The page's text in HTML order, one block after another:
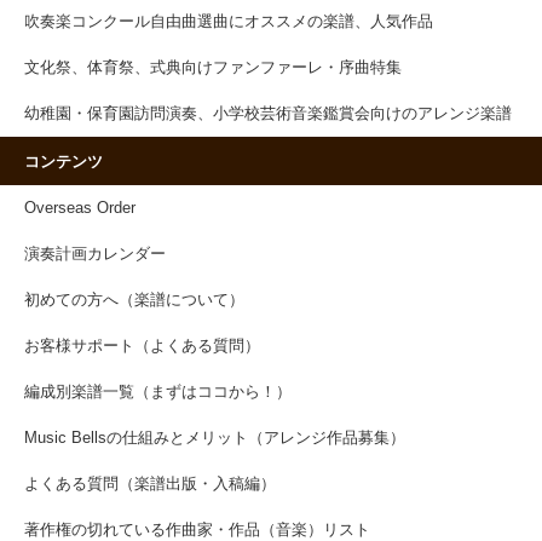
吹奏楽コンクール自由曲選曲にオススメの楽譜、人気作品
文化祭、体育祭、式典向けファンファーレ・序曲特集
幼稚園・保育園訪問演奏、小学校芸術音楽鑑賞会向けのアレンジ楽譜
コンテンツ
Overseas Order
演奏計画カレンダー
初めての方へ（楽譜について）
お客様サポート（よくある質問）
編成別楽譜一覧（まずはココから！）
Music Bellsの仕組みとメリット（アレンジ作品募集）
よくある質問（楽譜出版・入稿編）
著作権の切れている作曲家・作品（音楽）リスト